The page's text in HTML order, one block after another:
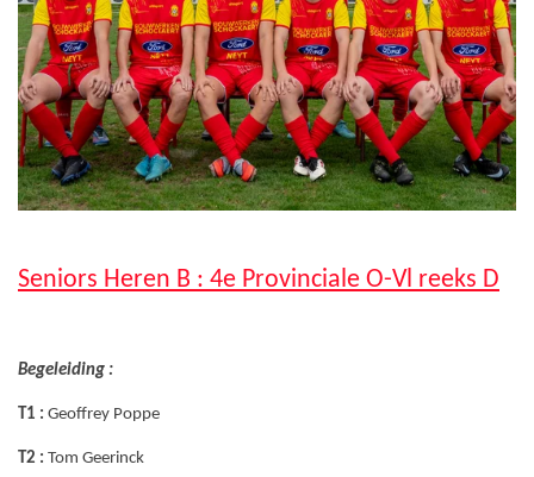
Seniors Heren B : 4e Provinciale O-Vl reeks D
Begeleiding :
T1 : Geoffrey Poppe
T2 : Tom Geerinck